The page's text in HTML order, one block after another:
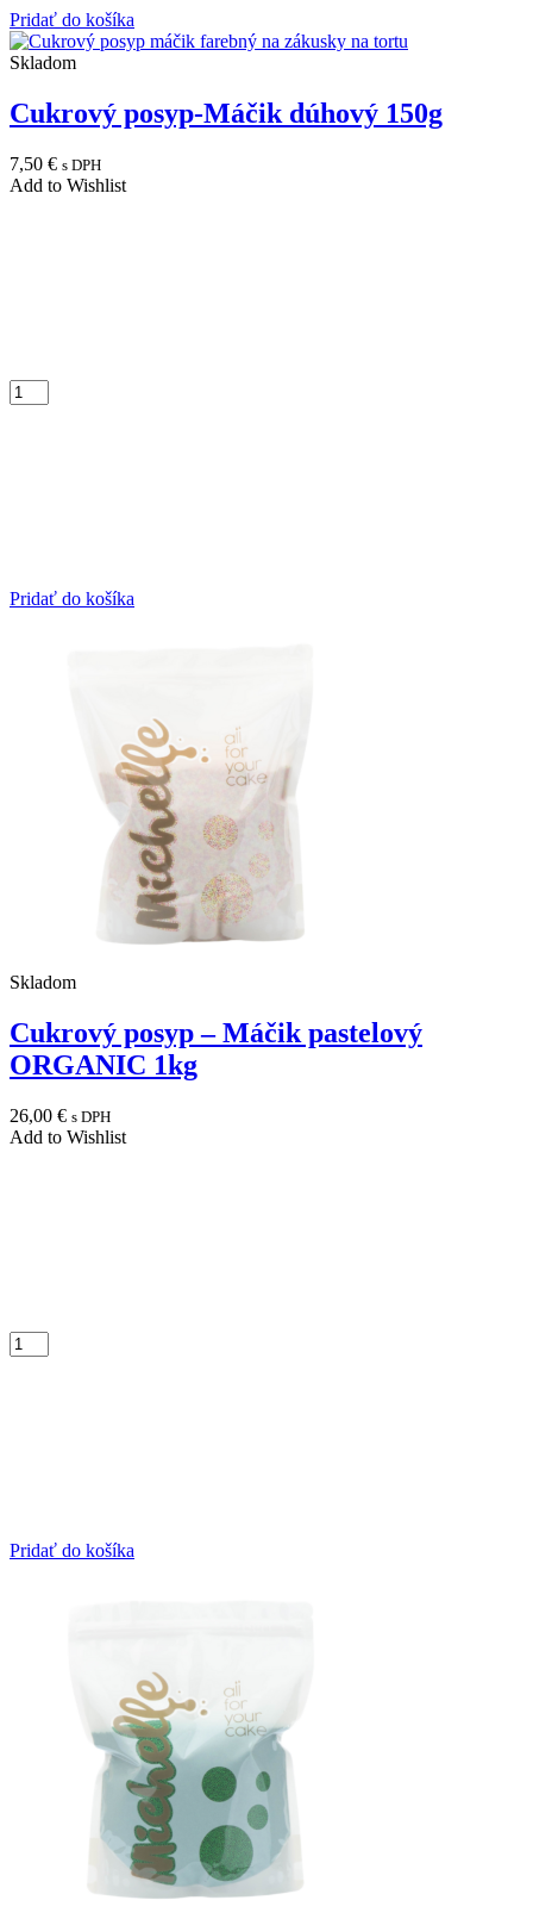
Pridať do košíka
Skladom
Cukrový posyp-Máčik dúhový 150g
7,50 € s DPH
Add to Wishlist
Pridať do košíka
Skladom
Cukrový posyp – Máčik pastelový
ORGANIC 1kg
26,00 € s DPH
Add to Wishlist
Pridať do košíka